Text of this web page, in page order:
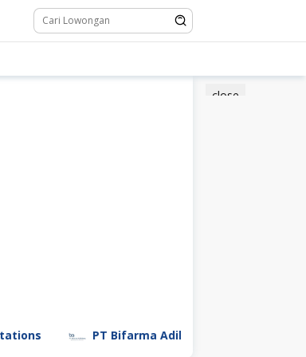
close
PT Bifarma Adiluhung (a Kalbe Company)